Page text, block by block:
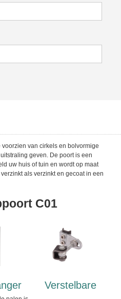
van cirkels en bolvormige
geven. De poort is een
uw huis of tuin en wordt op maat
als verzinkt en gecoat in een
C01
Verstelbare